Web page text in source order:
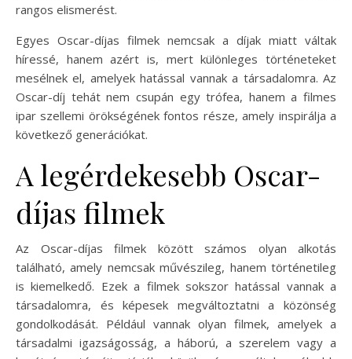
rangos elismerést.
Egyes Oscar-díjas filmek nemcsak a díjak miatt váltak
híressé, hanem azért is, mert különleges történeteket
mesélnek el, amelyek hatással vannak a társadalomra. Az
Oscar-díj tehát nem csupán egy trófea, hanem a filmes
ipar szellemi örökségének fontos része, amely inspirálja a
következő generációkat.
A legérdekesebb Oscar-
díjas filmek
Az Oscar-díjas filmek között számos olyan alkotás
található, amely nemcsak művészileg, hanem történetileg
is kiemelkedő. Ezek a filmek sokszor hatással vannak a
társadalomra, és képesek megváltoztatni a közönség
gondolkodását. Például vannak olyan filmek, amelyek a
társadalmi igazságosság, a háború, a szerelem vagy a